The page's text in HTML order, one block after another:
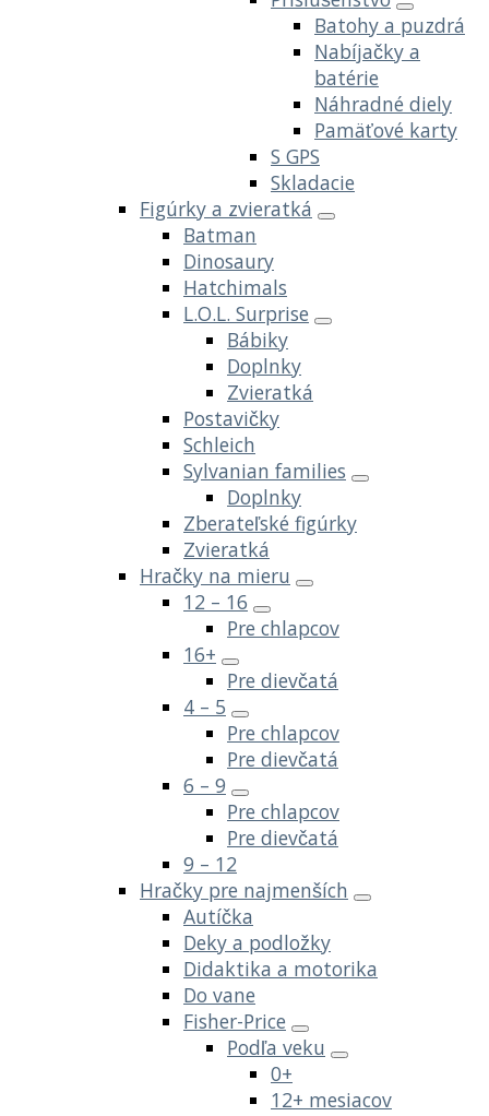
Batohy a puzdrá
Nabíjačky a
batérie
Náhradné diely
Pamäťové karty
S GPS
Skladacie
Figúrky a zvieratká
Batman
Dinosaury
Hatchimals
L.O.L. Surprise
Bábiky
Doplnky
Zvieratká
Postavičky
Schleich
Sylvanian families
Doplnky
Zberateľské figúrky
Zvieratká
Hračky na mieru
12 – 16
Pre chlapcov
16+
Pre dievčatá
4 – 5
Pre chlapcov
Pre dievčatá
6 – 9
Pre chlapcov
Pre dievčatá
9 – 12
Hračky pre najmenších
Autíčka
Deky a podložky
Didaktika a motorika
Do vane
Fisher-Price
Podľa veku
0+
12+ mesiacov